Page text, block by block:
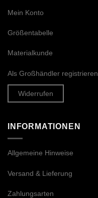
Mein Konto
Größentabelle
Materialkunde
Als Großhändler registrieren
Widerrufen
INFORMATIONEN
Allgemeine Hinweise
Versand & Lieferung
Zahlungsarten